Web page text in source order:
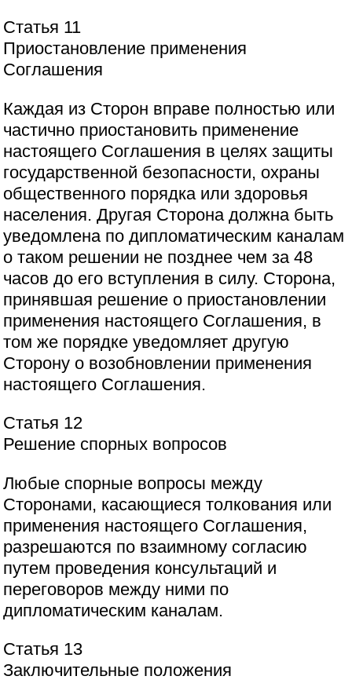
Статья 11
Приостановление применения
Соглашения
Каждая из Сторон вправе полностью или
частично приостановить применение
настоящего Соглашения в целях защиты
государственной безопасности, охраны
общественного порядка или здоровья
населения. Другая Сторона должна быть
уведомлена по дипломатическим каналам
о таком решении не позднее чем за 48
часов до его вступления в силу. Сторона,
принявшая решение о приостановлении
применения настоящего Соглашения, в
том же порядке уведомляет другую
Сторону о возобновлении применения
настоящего Соглашения.
Статья 12
Решение спорных вопросов
Любые спорные вопросы между
Сторонами, касающиеся толкования или
применения настоящего Соглашения,
разрешаются по взаимному согласию
путем проведения консультаций и
переговоров между ними по
дипломатическим каналам.
Статья 13
Заключительные положения